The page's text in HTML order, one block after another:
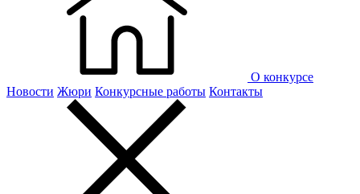
О конкурсе
Новости Жюри Конкурсные работы Контакты